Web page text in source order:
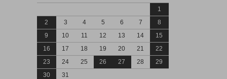
1
2
3 4 5 6 7
8
9
10 11 12 13 14
15
16
17 18 19 20 21
22
23
24 25 26 27 28
29
30
31